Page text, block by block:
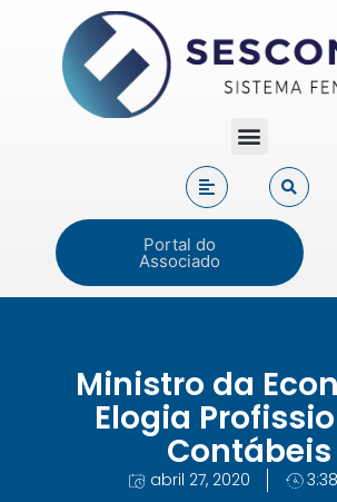
Portal do
Associado
Ministro da
Elogia
Contábeis
abril 27, 2020